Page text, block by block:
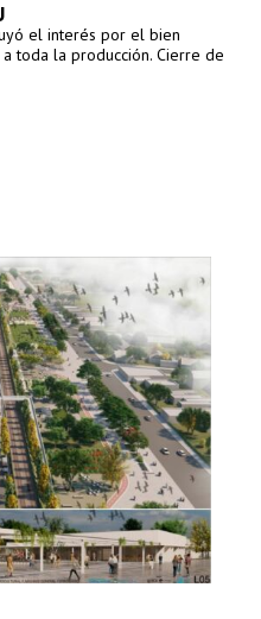
el interés por el bien
toda la producción. Cierre de